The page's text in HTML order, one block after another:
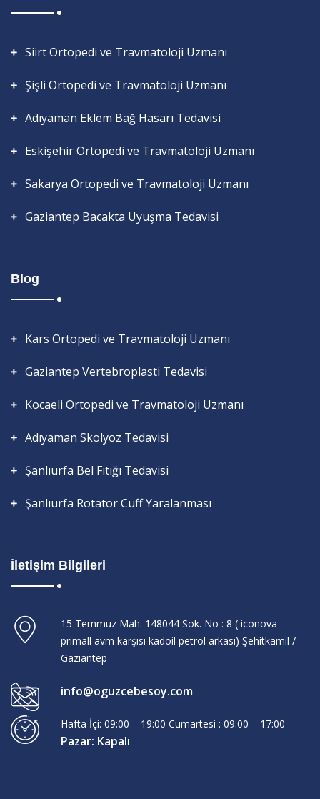
Siirt Ortopedi ve Travmatoloji Uzmanı
Şişli Ortopedi ve Travmatoloji Uzmanı
Adıyaman Eklem Bağ Hasarı Tedavisi
Eskişehir Ortopedi ve Travmatoloji Uzmanı
Sakarya Ortopedi ve Travmatoloji Uzmanı
Gaziantep Bacakta Uyuşma Tedavisi
Blog
Kars Ortopedi ve Travmatoloji Uzmanı
Gaziantep Vertebroplasti Tedavisi
Kocaeli Ortopedi ve Travmatoloji Uzmanı
Adıyaman Skolyoz Tedavisi
Şanlıurfa Bel Fıtığı Tedavisi
Şanlıurfa Rotator Cuff Yaralanması
İletişim Bilgileri
15 Temmuz Mah. 148044 Sok. No : 8 ( iconova-
primall avm karşısı kadoil petrol arkası) Şehitkamil /
Gaziantep
info@oguzcebesoy.com
Hafta İçi: 09:00 – 19:00 Cumartesi : 09:00 – 17:00
Pazar: Kapalı